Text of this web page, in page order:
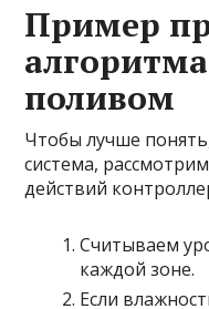
Пример
поливом
Чтобы лучше
система,
действий
Считываем
каждой зоне.
Если